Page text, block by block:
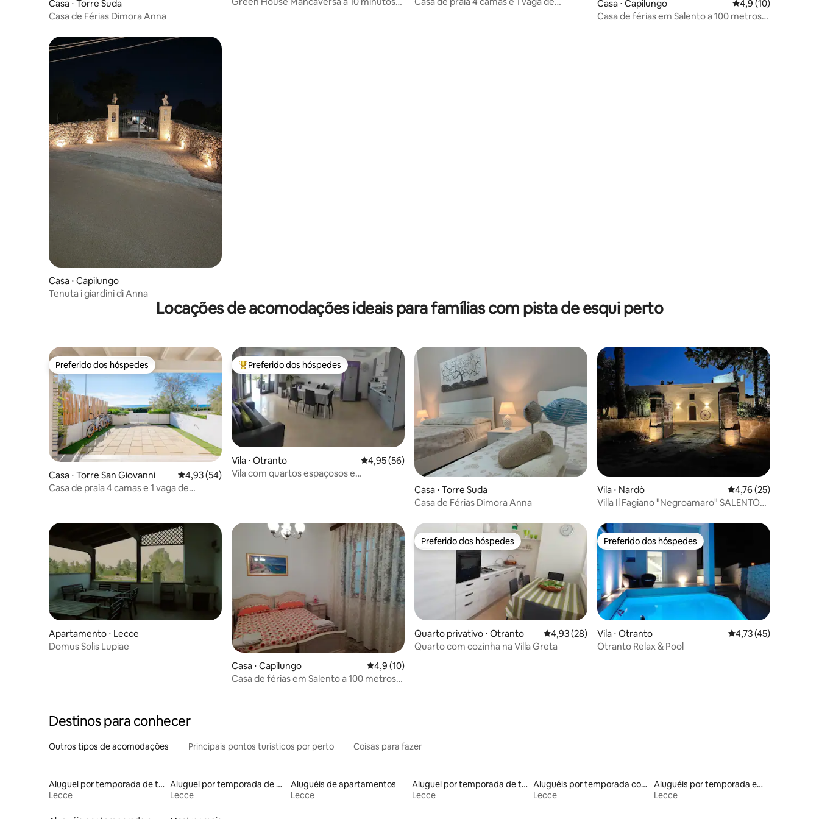
Casa ⋅ Torre Suda
Casa de Férias Dimora Anna
Casa ⋅ Capilungo 4,9 de uma
4,9 (10)
Casa de férias em Salento a 100 metros
Casa ⋅ Capilungo
Tenuta i giardini di Anna
Locações de acomodações ideais para famílias com pista de esqui perto
Preferido dos hóspedes
Preferido dos hóspedes
Casa ⋅ Torre San Giovanni 4,93 de uma avaliação média de 5, 54 avaliações
4,93 (54)
Casa de praia 4 camas e 1 vaga de
Entre os melhores preferidos dos hóspedes
Preferido dos hóspedes
Vila ⋅ Otranto 4,95 de uma avaliação média de 5, 56 avaliações
4,95 (56)
Vila com quartos espaçosos e
Casa ⋅ Torre Suda
Casa de Férias Dimora Anna
Vila ⋅ Nardò 4,76 de uma
4,76 (25)
Villa Il Fagiano "Negroamaro" SALENTO
Apartamento ⋅ Lecce
Domus Solis Lupiae
Casa ⋅ Capilungo
4,9 de uma avaliação média de 5, 10 avaliações
4,9 (10)
Casa de férias em Salento a 100 metros
Preferido dos hóspedes
Preferido dos hóspedes
Quarto privativo ⋅ Otranto 4,93 de uma avaliação média de 5, 28 avaliações
4,93 (28)
Quarto com cozinha na Villa Greta
Preferido dos hóspedes
Preferido dos hóspedes
Vila ⋅ Otranto 4,73 de uma
4,73 (45)
Otranto Relax & Pool
Destinos para conhecer
Outros tipos de acomodações Principais pontos turísticos por perto Coisas para fazer
Aluguel por temporada de trullo
Lecce
Aluguel por temporada de casas de veraneio
Lecce
Aluguéis de apartamentos
Lecce
Aluguel por temporada de townhouses
Lecce
Aluguéis por temporada com caiaque
Lecce
Aluguéis por temporada em hotéis-fazenda
Lecce